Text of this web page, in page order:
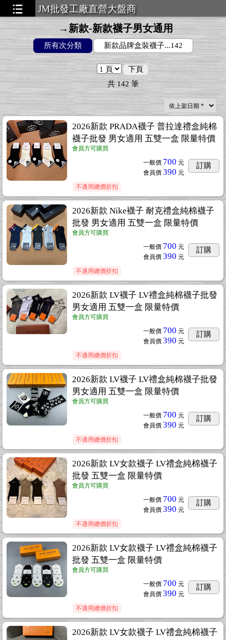
JM批發工廠直營大盤商
▃▃▃▃▃
→新款-新款襪子男女通用
所有次分類 新款品牌盒裝襪子...142
下頁
共 142筆
2026新款 PRADA襪子 普拉達禮盒純棉
襪子批發 男女適用 五雙一盒 限量特價
會員方可購買
一般價 700 元
會員價 390 元
訂購
不適用總價折扣
2026新款 Nike襪子 耐克禮盒純棉襪子
批發 男女適用 五雙一盒 限量特價
會員方可購買
一般價 700 元
會員價 390 元
訂購
不適用總價折扣
2026新款 LV襪子 LV禮盒純棉襪子批發
男女適用 五雙一盒 限量特價
會員方可購買
一般價 700 元
會員價 390 元
訂購
不適用總價折扣
2026新款 LV襪子 LV禮盒純棉襪子批發
男女適用 五雙一盒 限量特價
會員方可購買
一般價 700 元
會員價 390 元
訂購
不適用總價折扣
2026新款 LV女款襪子 LV禮盒純棉襪子
批發 五雙一盒 限量特價
會員方可購買
一般價 700 元
會員價 390 元
訂購
不適用總價折扣
2026新款 LV女款襪子 LV禮盒純棉襪子
批發 五雙一盒 限量特價
會員方可購買
一般價 700 元
會員價 390 元
訂購
不適用總價折扣
2026新款 LV女款襪子 LV禮盒純棉襪子